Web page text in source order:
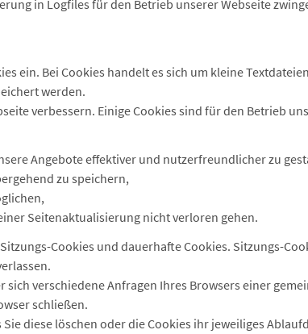
in Logfiles für den Betrieb unserer Webseite
ein. Bei Cookies handelt es sich um kleine
werden.
verbessern. Einige Cookies sind für den Betrieb
Angebote effektiver und nutzerfreundlicher zu
zu speichern,
Seitenaktualisierung nicht verloren gehen.
Cookies und dauerhafte Cookies. Sitzungs-
verschiedene Anfragen Ihres Browsers einer
schließen.
diese löschen oder die Cookies ihr jeweiliges